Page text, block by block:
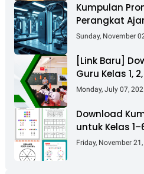
Kumpulan
Perangkat
Mendalam
Sunday, November
[Link Baru]
Guru Kelas 1,
Monday, July 07,
Download
untuk Kelas
Friday, November